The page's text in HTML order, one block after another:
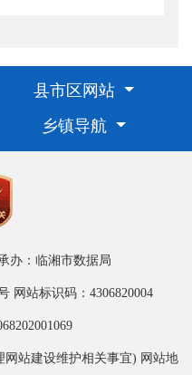
县市区网站
乡镇导航
办：临湘市数据局
网站标识码：4306820004
网站建设维护相关事宜) 网站地